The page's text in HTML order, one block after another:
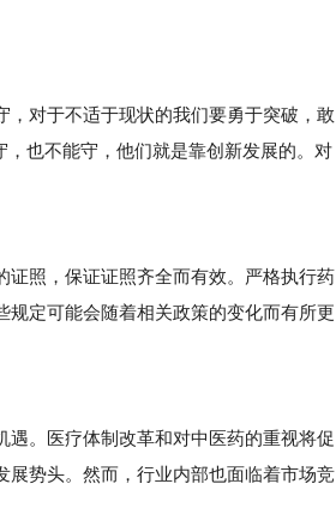
对于不适于现状的我们要勇于突破，敢
也不能守，他们就是靠创新发展的。对
照，保证证照齐全而有效。严格执行药
定可能会随着相关政策的变化而有所更
。医疗体制改革和对中医药的重视将促
势头。然而，行业内部也面临着市场竞